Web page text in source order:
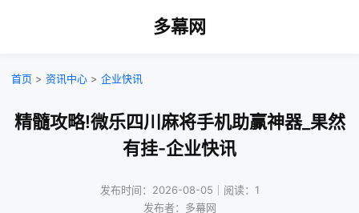
多幕网
首页 > 资讯中心 > 企业快讯
精髓攻略!微乐四川麻将手机助赢神器_果然
有挂-企业快讯
发布时间：2026-08-05｜阅读：1
发布者：多幕网